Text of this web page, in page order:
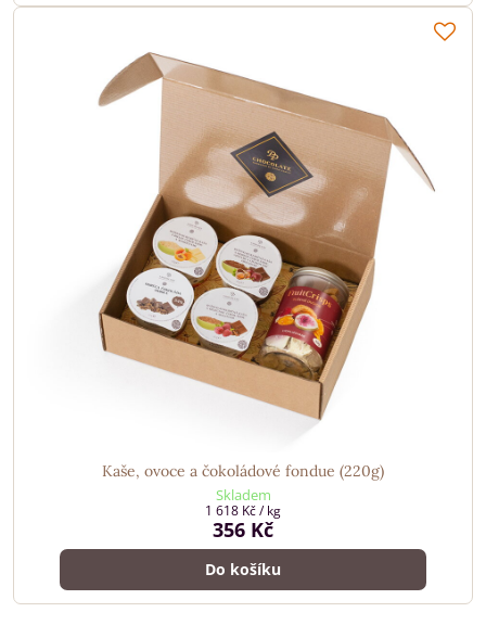
Kaše, ovoce a čokoládové fondue (220g)
Skladem
356 Kč
1 618 Kč/ kg
Do košíku